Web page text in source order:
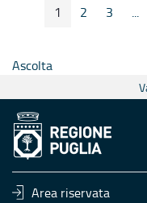
Pagina Precedente
Pagina
1 Pagina
2 Pagina
3 ...
Ascolta
Area riservata